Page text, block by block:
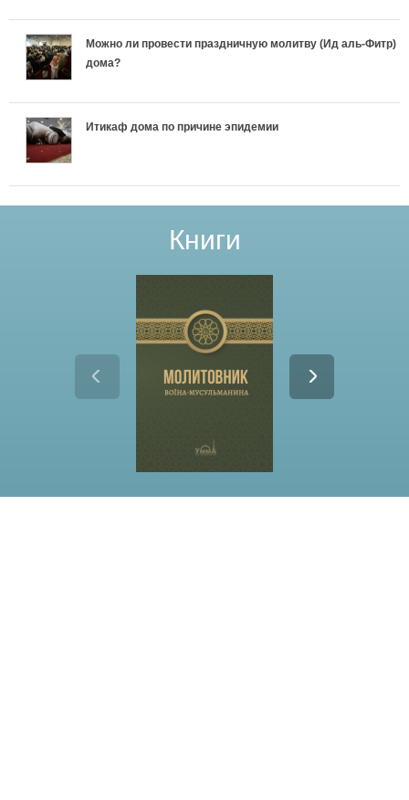
Можно ли провести праздничную молитву (Ид аль-Фитр)
дома?
Итикаф дома по причине эпидемии
Книги